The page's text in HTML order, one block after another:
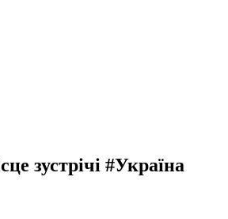
зустрічі #Україна